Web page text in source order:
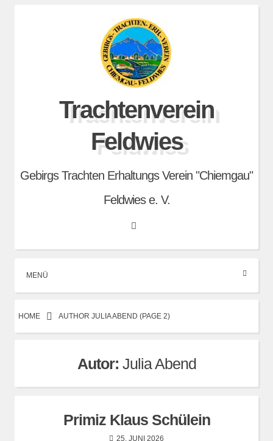
Trachtenverein
Feldwies
Gebirgs Trachten Erhaltungs Verein "Chiemgau"
Feldwies e. V.
Search
MENÜ
HOME AUTHOR JULIA ABEND (PAGE 2)
Autor: Julia Abend
Primiz Klaus Schülein
25. JUNI 2026